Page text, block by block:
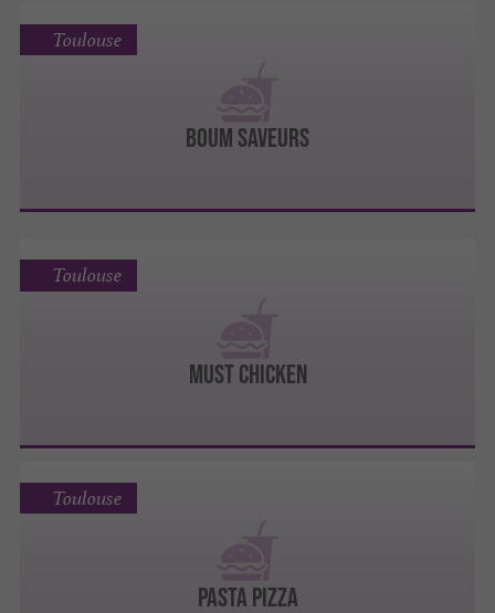
BOUM SAVEURS
Toulouse
MUST CHICKEN
Toulouse
PASTA PIZZA
Toulouse